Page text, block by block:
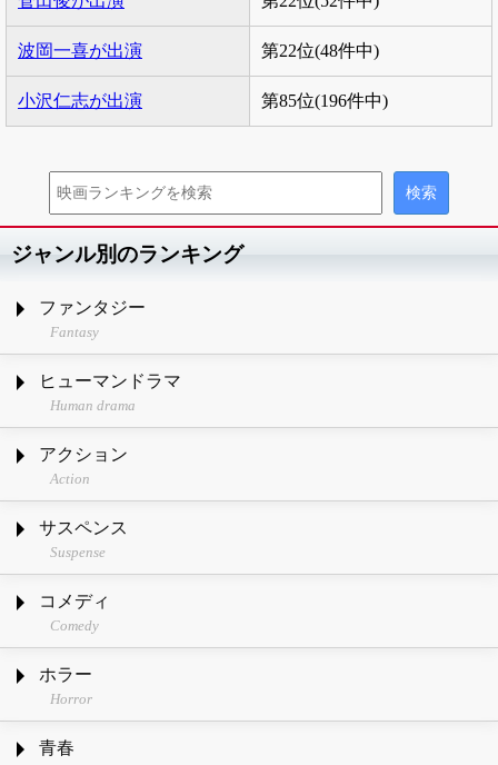
波岡一喜が出演 第22位(48件中)
小沢仁志が出演 第85位(196件中)
ジャンル別のランキング
ファンタジー
Fantasy
ヒューマンドラマ
Human drama
アクション
Action
サスペンス
Suspense
コメディ
Comedy
ホラー
Horror
青春